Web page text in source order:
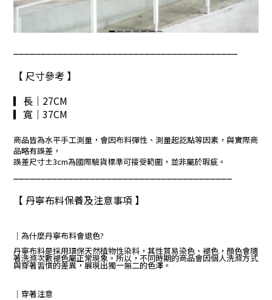
【 尺寸參考 】
▎長｜27CM
▎寬 ｜37CM
商品皆為水平手工測量，會因布料彈性、測量起訖點等因素，與實際商
品略有誤差，
誤差尺寸±3cm為國際驗貨標準可接受範圍，並非屬於瑕疵。
【 丹寧布料保養及注意事項 】
｜ 為什麼丹寧布料會退色?
丹寧布料是採用環保天然植物性染料，其性質易染色、褪色，顏色會隨
著洗滌次數褪色屬正常現象。所以，不同時期的商品會因個人洗滌方式
與穿著習慣的差異，展現出獨一無二的色澤。
｜ 穿著注意